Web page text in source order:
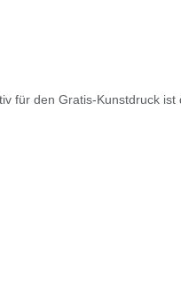
für den Gratis-Kunstdruck ist